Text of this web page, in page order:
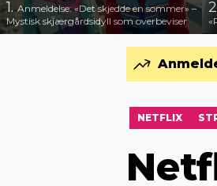
1.Anmeldelse: «Det skjedde en sommer» –
Mystisk skjærgårdsidyll som overbeviser
NETFLIX